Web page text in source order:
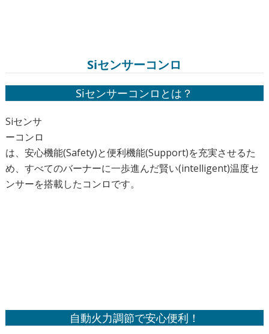
Siセンサーコンロ
Siセンサーコンロとは？
Siセンサ
ーコンロ
は、安心機能(Safety)と便利機能(Support)を充実させるた
め、すべてのバーナーに一歩進んだ賢い(intelligent)温度セ
ンサーを搭載したコンロです。
自動火力調節で安心便利！